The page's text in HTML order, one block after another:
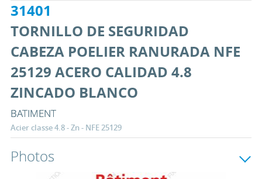
31401
TORNILLO DE SEGURIDAD
CABEZA POELIER RANURADA NFE
25129 ACERO CALIDAD 4.8
ZINCADO BLANCO
BATIMENT
Acier classe 4.8 - Zn - NFE 25129
Photos